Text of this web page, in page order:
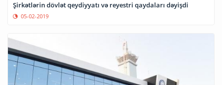
Şirkətlərin dövlət qeydiyyatı və reyestri qaydaları dəyişdi
05-02-2019